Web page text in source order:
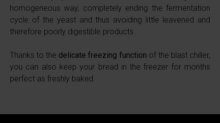
e imposta le tue preferenze nella
sezione dettagli
. Puoi
modificare o ritirare il tuo consenso in qualsiasi momento
dalla Dichiarazione sui cookie.
Utilizziamo i cookie per personalizzare i contenuti e gli
annunci, fornire le funzioni dei social media e analizzare il
nostro traffico. Inoltre forniamo informazioni sul modo in
homogeneous way, completely ending the fermentation
cycle of the yeast and thus avoiding little leavened and
therefore poorly digestible products.
Thanks to the delicate freezing function of the blast chiller,
you can also keep your bread in the freezer for months
perfect as freshly baked.